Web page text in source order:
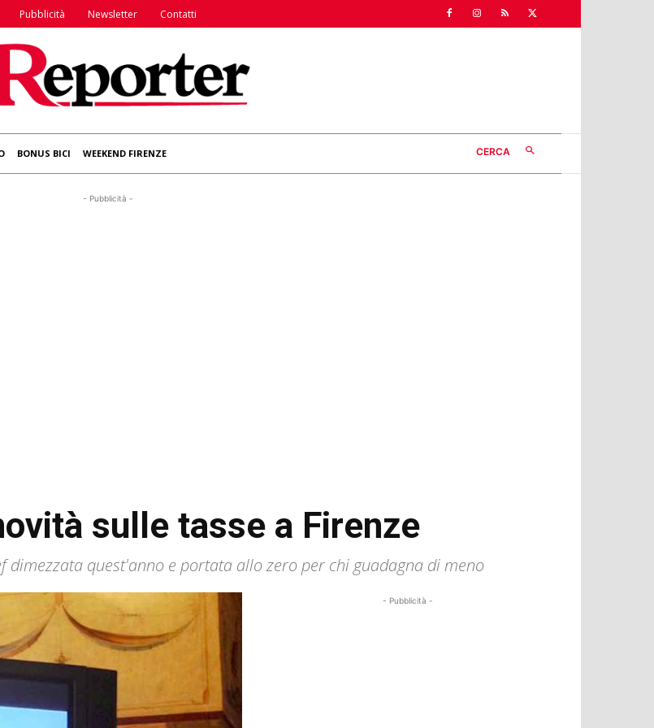
Pubblicità Newsletter Contatti
BONUS BICI WEEKEND FIRENZE CERCA
- Pubblicità -
sulle tasse a Firenze
quest'anno e portata allo zero per chi guadagna di meno
- Pubblicità -